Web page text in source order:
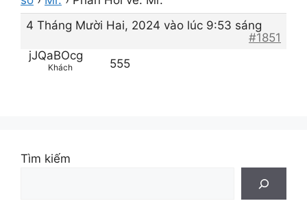
4 Tháng Mười Hai, 2024 vào lúc 9:53 sáng
#1851
jJQaBOcg
Khách 555
Tìm kiếm